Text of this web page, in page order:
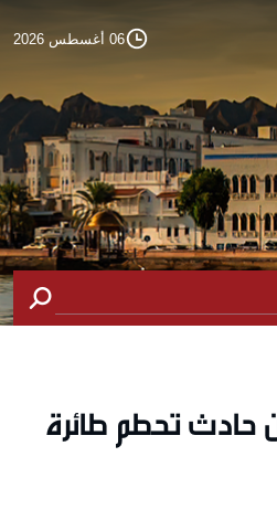
06 أغسطس 2026
من حادث تحطم طائرة